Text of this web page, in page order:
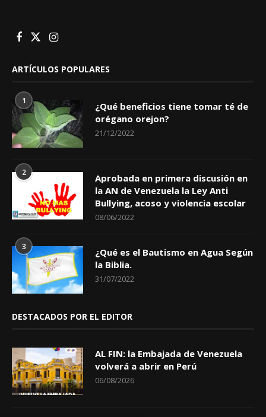
ARTÍCULOS POPULARES
1
¿Qué beneficios tiene tomar té de
orégano orejon?
21/12/2022
2
Aprobada en primera discusión en
la AN de Venezuela la Ley Anti
Bullying, acoso y violencia escolar
08/06/2022
3
¿Qué es el Bautismo en Agua Según
la Biblia.
31/07/2022
DESTACADOS POR EL EDITOR
AL FIN: la Embajada de Venezuela
volverá a abrir en Perú
06/08/2026